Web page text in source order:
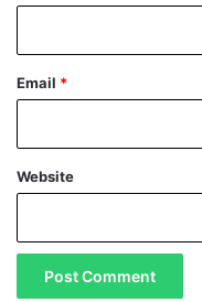
Email *
Website